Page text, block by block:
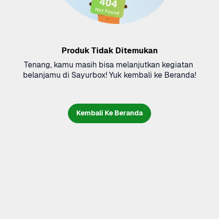
Produk Tidak Ditemukan
Tenang, kamu masih bisa melanjutkan kegiatan
belanjamu di Sayurbox! Yuk kembali ke Beranda!
Kembali Ke Beranda